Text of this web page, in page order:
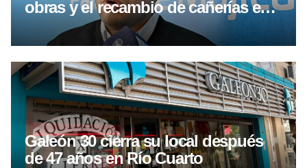
obras y el recambio de cañerías en
Río Cuarto
Galeón 30 cierra su local después
de 47 años en Río Cuarto